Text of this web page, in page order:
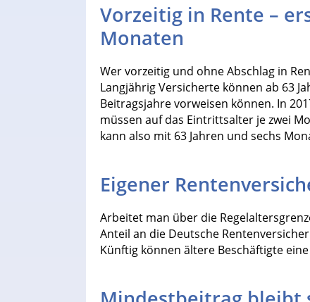
Vorzeitig in Rente –
Monaten
Wer vorzeitig und ohne Abschlag in
Langjährig Versicherte können ab 63
Beitragsjahre vorweisen können. In
müssen auf das Eintrittsalter je zwei
kann also mit 63 Jahren und sechs
Eigener
Arbeitet man über die
Anteil an die Deutsche
Künftig können ältere Beschäftigte